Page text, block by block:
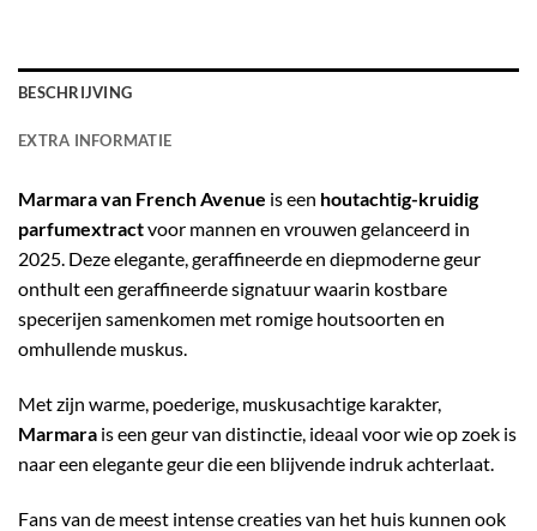
BESCHRIJVING
EXTRA INFORMATIE
Marmara van French Avenue is een houtachtig-kruidig
parfumextractvoor mannen en vrouwen gelanceerd in
2025. Deze elegante, geraffineerde en diepmoderne geur
onthult een geraffineerde signatuur waarin kostbare
specerijen samenkomen met romige houtsoorten en
omhullende muskus.
Met zijn warme, poederige, muskusachtige karakter,
Marmara is een geur van distinctie, ideaal voor wie op zoek is
naar een elegante geur die een blijvende indruk achterlaat.
Fans van de meest intense creaties van het huis kunnen ook